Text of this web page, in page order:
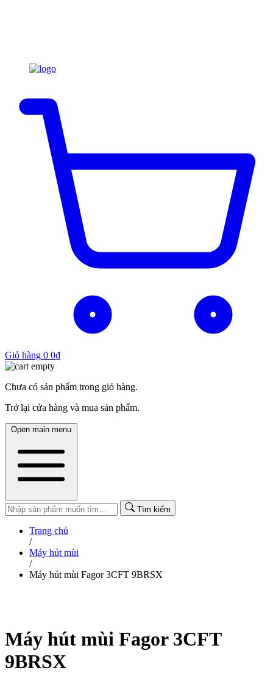
Giỏ hàng 0 0₫
Chưa có sản phẩm trong giỏ hàng.
Trở lại cửa hàng và mua sản phẩm.
Open main menu
Tìm kiếm
Trang chủ
/
Máy hút mùi
/
Máy hút mùi Fagor 3CFT 9BRSX
Máy hút mùi Fagor 3CFT
9BRSX